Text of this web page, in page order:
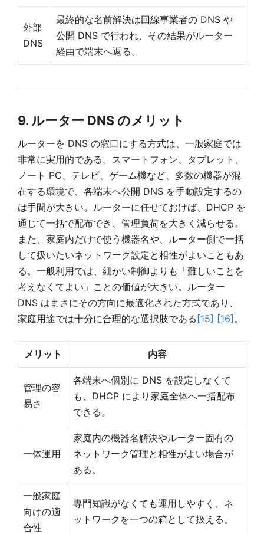
外部
DNS
最終的な名前解決は回線事業者の DNS や
公開 DNS で行われ、その結果がルーター
経由で端末へ返る。
9. ルーター DNS のメリット
ルーターを DNS の窓口にする方式は、一般家庭では
非常に実用的である。スマートフォン、タブレット、
ノート PC、テレビ、ゲーム機など、多数の機器が混
在する環境で、各端末へ公開 DNS を手動設定するの
は手間が大きい。ルーターに任せておけば、DHCP を
通じて一括で配布でき、管理負荷を大きく減らせる。
また、家庭内だけで使う機器名や、ルーター側で一括
して扱いたいネットワーク設定と相性がよいこともあ
る。一般利用では、細かい制御よりも「難しいことを
考えなくてよい」ことの価値が大きい。ルーター
DNS はまさにその方向に最適化された方式であり、
家庭用途では十分に合理的な選択肢である[15] [16] 。
メリット 内容
管理の容
易さ
各端末へ個別に DNS を設定しなくて
も、DHCP により家庭全体へ一括配布
できる。
一体運用
家庭内の機器名解決やルーター固有の
ネットワーク管理と相性がよい場合が
ある。
一般家庭
向けの適
合性
専門知識がなくても運用しやすく、ネ
ットワークを一つの箱として扱える。